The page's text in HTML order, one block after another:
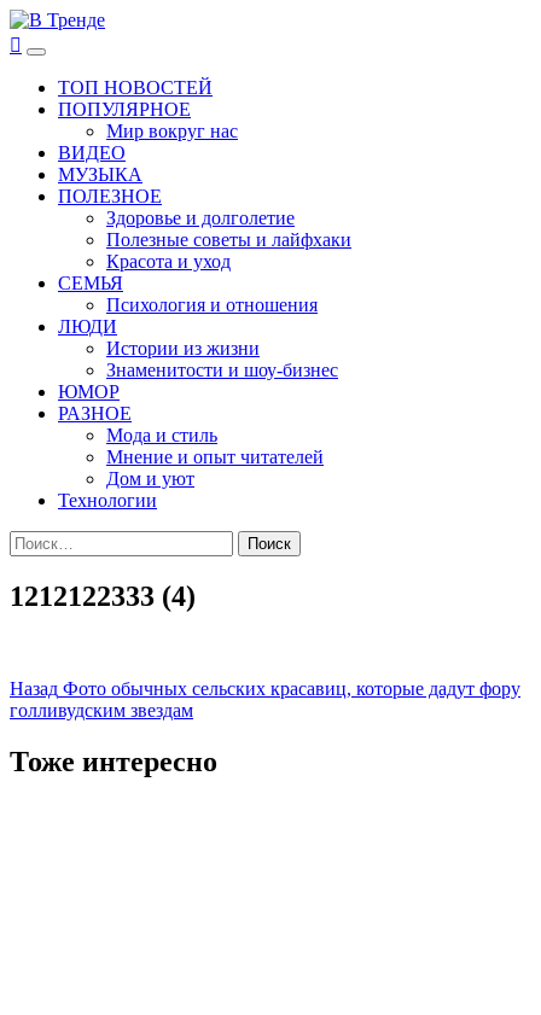
Перейти
к
содержимому
В Тренде
Самые свежие новости интернета
Основное
менюТОП НОВОСТЕЙ
ПОПУЛЯРНОЕ
Мир вокруг нас
ВИДЕО
МУЗЫКА
ПОЛЕЗНОЕ
Здоровье и долголетие
Полезные советы и лайфхаки
Красота и уход
СЕМЬЯ
Психология и отношения
ЛЮДИ
Истории из жизни
Знаменитости и шоу-бизнес
ЮМОР
РАЗНОЕ
Мода и стиль
Мнение и опыт читателей
Дом и уют
Технологии
Найти:
1212122333 (4)
Навигация
записи
Назад Фото обычных сельских красавиц, которые дадут фору
голливудским звездам
Тоже интересно